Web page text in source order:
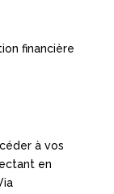
financière
à vos
en